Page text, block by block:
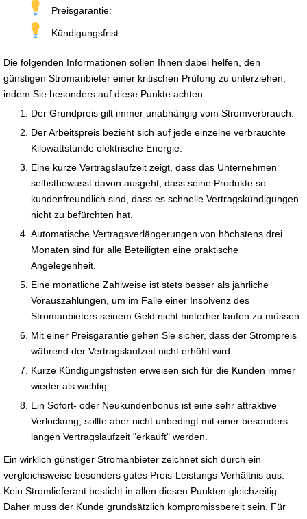
Preisgarantie:
Kündigungsfrist:
Die folgenden Informationen sollen Ihnen dabei helfen, den
günstigen Stromanbieter einer kritischen Prüfung zu unterziehen,
indem Sie besonders auf diese Punkte achten:
Der Grundpreis gilt immer unabhängig vom Stromverbrauch.
Der Arbeitspreis bezieht sich auf jede einzelne verbrauchte
Kilowattstunde elektrische Energie.
Eine kurze Vertragslaufzeit zeigt, dass das Unternehmen
selbstbewusst davon ausgeht, dass seine Produkte so
kundenfreundlich sind, dass es schnelle Vertragskündigungen
nicht zu befürchten hat.
Automatische Vertragsverlängerungen von höchstens drei
Monaten sind für alle Beteiligten eine praktische
Angelegenheit.
Eine monatliche Zahlweise ist stets besser als jährliche
Vorauszahlungen, um im Falle einer Insolvenz des
Stromanbieters seinem Geld nicht hinterher laufen zu müssen.
Mit einer Preisgarantie gehen Sie sicher, dass der Strompreis
während der Vertragslaufzeit nicht erhöht wird.
Kurze Kündigungsfristen erweisen sich für die Kunden immer
wieder als wichtig.
Ein Sofort- oder Neukundenbonus ist eine sehr attraktive
Verlockung, sollte aber nicht unbedingt mit einer besonders
langen Vertragslaufzeit "erkauft" werden.
Ein wirklich günstiger Stromanbieter zeichnet sich durch ein
vergleichsweise besonders gutes Preis-Leistungs-Verhältnis aus.
Kein Stromlieferant besticht in allen diesen Punkten gleichzeitig.
Daher muss der Kunde grundsätzlich kompromissbereit sein. Für